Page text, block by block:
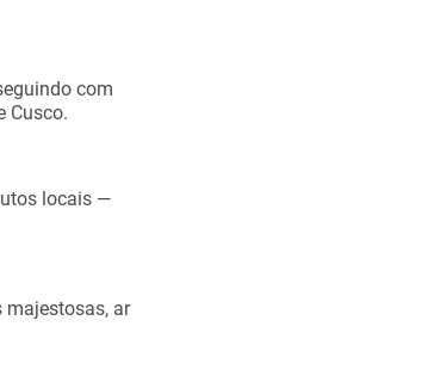
com
Cusco.
locais —
majestosas, ar